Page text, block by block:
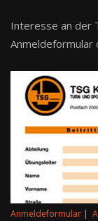
Interesse an der
Anmeldeformular
Anmeldeformular |